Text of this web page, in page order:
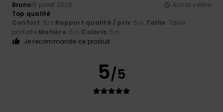
Bruno15 juillet 2026
Achat vérifié
Top qualité
Confort: 5/5 Rapport qualité / prix: 5/5 Taille: Taille
parfaite Matière: 5 /5 Coloris: 5 /5
Je recommande ce produit
5/5